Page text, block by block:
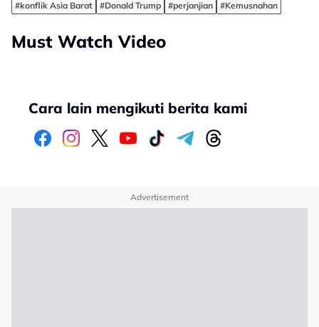
#konflik Asia Barat #Donald Trump #perjanjian #Kemusnahan
Must Watch Video
Cara lain mengikuti berita kami
Advertisement